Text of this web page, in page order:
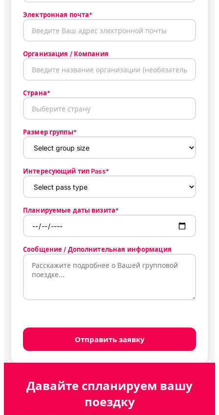
Электронная почта*
Организация / Компания
Страна*
Размер группы*
Интересующий тип Pass*
Планируемые даты визита*
Сообщение / Дополнительная информация
Отправить заявку
Давайте спланируем вашу
поездку